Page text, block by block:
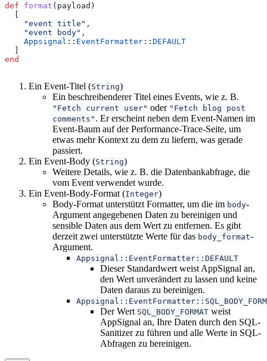
def format ( payload )
  [
    "event title"
,
    "event body"
,
    Appsignal
:: EventFormatter :: DEFAULT
  ]
end
Ein Event-Titel (String)
Ein beschreibenderer Titel eines Events, wie z. B.
"Fetch current user" oder "Fetch blog post
comments" . Er erscheint neben dem Event-Namen im
Event-Baum auf der Performance-Trace-Seite, um
etwas mehr Kontext zu dem zu liefern, was gerade
passiert.
Ein Event-Body (String)
Weitere Details, wie z. B. die Datenbankabfrage, die
vom Event verwendet wurde.
Ein Event-Body-Format (Integer)
Body-Format unterstützt Formatter, um die im body-
Argument angegebenen Daten zu bereinigen und
sensible Daten aus dem Wert zu entfernen. Es gibt
derzeit zwei unterstützte Werte für das body_format-
Argument.
Appsignal::EventFormatter::DEFAULT
Dieser Standardwert weist AppSignal an,
den Wert unverändert zu lassen und keine
Daten daraus zu bereinigen.
Der Wert SQL_BODY_FORMAT weist
AppSignal an, Ihre Daten durch den SQL-
Sanitizer zu führen und alle Werte in SQL-
Abfragen zu bereinigen.